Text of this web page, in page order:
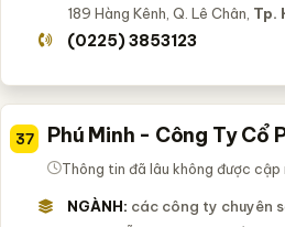
189 Hàng Kênh, Q. Lê Chân, Tp.
(0225) 3853123
37 Phú Minh - Công Ty Cổ
Thông tin đã lâu không được cập
NGÀNH: các công ty chuyên